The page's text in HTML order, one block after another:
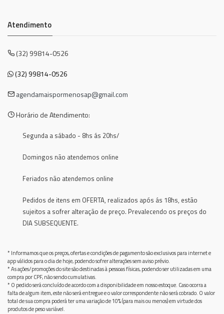
Atendimento
(32) 99814-0526
(32) 99814-0526
agendamaispormenosap@gmail.com
Horário de Atendimento:
Segunda a sábado - 8hs ás 20hs/
Domingos não atendemos online
Feriados não atendemos online
Pedidos de itens em OFERTA, realizados após ás 18hs, estão
sujeitos a sofrer alteração de preço. Prevalecendo os preços do
DIA SUBSEQUENTE.
* Informamos que os preços, ofertas e condições de pagamento são exclusivos para internet e
app válidos para o dia de hoje, podendo sofrer alterações sem aviso prévio.
* As ações/promoções do site são destinadas à pessoas físicas, podendo ser utilizadas em uma
compra por CPF, não sendo cumulativas.
* O pedido será concluído de acordo com a disponibilidade em nosso estoque. Caso ocorra a
falta de algum item, este não será entregue e o valor correspondente não será cobrado. O valor
total de sua compra poderá ter uma variação de 10% (para mais ou menos) em virtude dos
produtos de peso variável.